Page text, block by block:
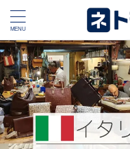
キャッシュレス
ネットショップ開設１vs１